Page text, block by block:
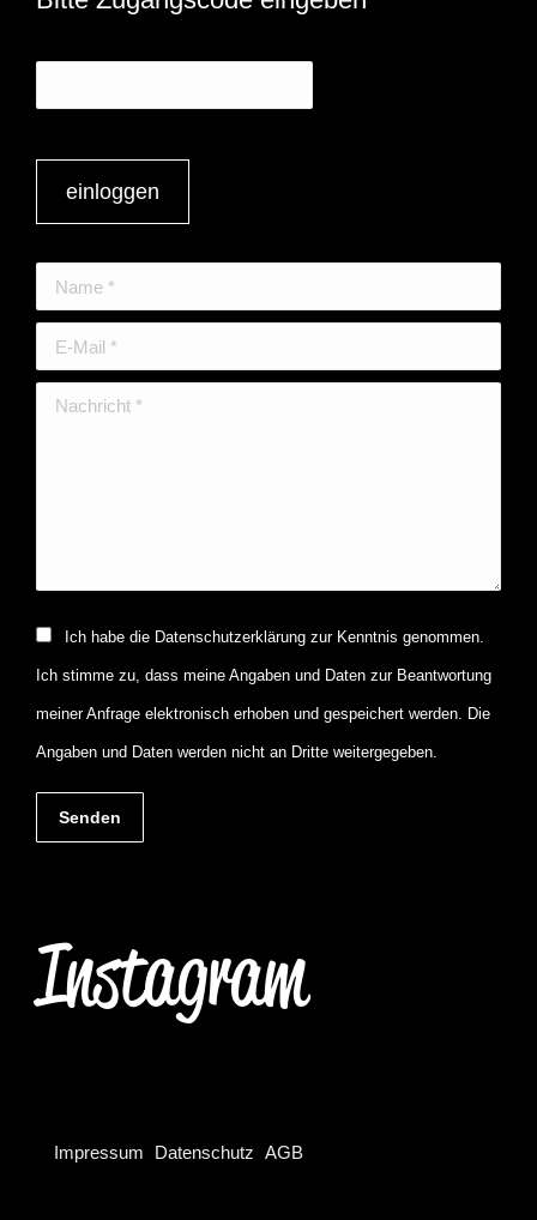
einloggen
Name *
E-Mail *
Nachricht *
Ich habe die Datenschutzerklärung zur Kenntnis genommen.
Ich stimme zu, dass meine Angaben und Daten zur Beantwortung
meiner Anfrage elektronisch erhoben und gespeichert werden. Die
Angaben und Daten werden nicht an Dritte weitergegeben.
Senden
Instagram
Impressum Datenschutz AGB